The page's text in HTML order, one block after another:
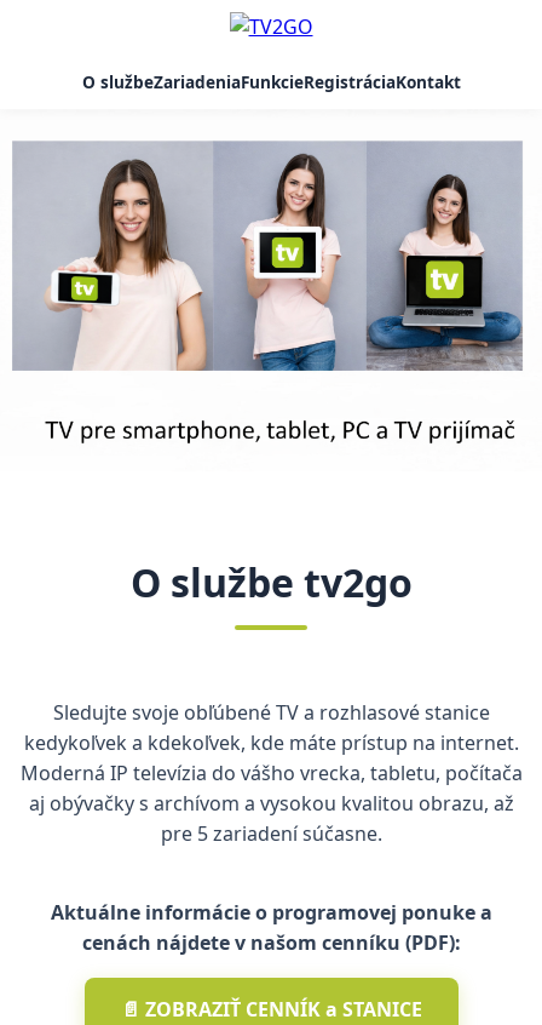
O službeZariadeniaFunkcieRegistráciaKontakt
O službe tv2go
Sledujte svoje obľúbené TV a rozhlasové stanice
kedykoľvek a kdekoľvek, kde máte prístup na internet.
Moderná IP televízia do vášho vrecka, tabletu, počítača
aj obývačky s archívom a vysokou kvalitou obrazu, až
pre 5 zariadení súčasne.
Aktuálne informácie o programovej ponuke a
cenách nájdete v našom cenníku (PDF):
📄 ZOBRAZIŤ CENNÍK a STANICE